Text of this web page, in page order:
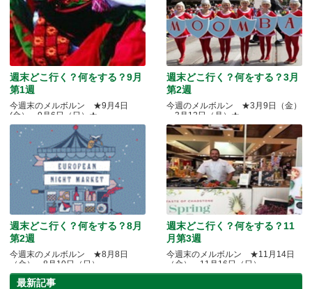
週末どこ行く？何をする？9月
第1週
今週末のメルボルン ★9月4日
(金）～9月6日（日）★
週末どこ行く？何をする？3月
第2週
今週のメルボルン ★3月9日（金）
～3月12日（月）★
週末どこ行く？何をする？8月
第2週
今週末のメルボルン ★8月8日
（金）～8月10日（日）
週末どこ行く？何をする？11
月第3週
今週末のメルボルン ★11月14日
（金）～11月16日（日）
最新記事